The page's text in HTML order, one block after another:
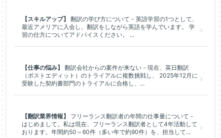
【スキルアップ】
翻訳の学び方について - 英語学習の1つとして、
最近アメリアに入会し、翻訳をしながら英語を学んでいます。 学
習の仕方についてアドバイスください。 ...
【仕事の悩み】
翻訳会社からの案件が来ない - 現在、英日翻訳
（ポストエディット）のトライアルに複数挑戦し、 2025年12月に
受験した契約書部門のトライアルに合格し、...
【翻訳業界情報】
フリーランス翻訳者の年間の仕事量について -
はじめまして。私は現在、フリーランス翻訳者として4年活動して
おります。年間約50～60件（多い年で約90件）を、担当して...